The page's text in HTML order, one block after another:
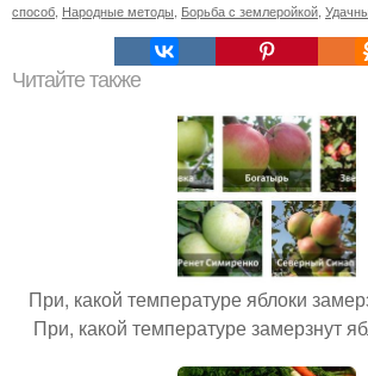
способ Народные методы Борьба с землеройкой
Читайте также
При, какой температуре яблоки
При, какой температуре замерзнут